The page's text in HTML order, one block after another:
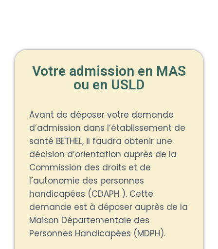
Votre admission en MAS
ou en USLD
Avant de déposer votre demande
d’admission dans l’établissement de
santé BETHEL, il faudra obtenir une
décision d’orientation auprès de la
Commission des droits et de
l’autonomie des personnes
handicapées (CDAPH ). Cette
demande est à déposer auprès de la
Maison Départementale des
Personnes Handicapées (MDPH).